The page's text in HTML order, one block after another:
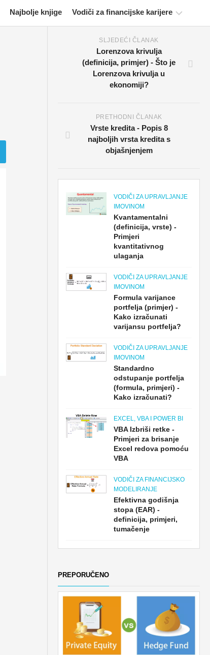
Najbolje knjige Vodiči za financijske karijere
Resursi
financijsko
certificiranje
financijsko
modeliranje
Vodiči
upravljanje
rizikom
SLJEDEĆI ČLANAK
Lorenzova krivulja
(definicija, primjer) - Što je
Lorenzova krivulja u
ekonomiji?
PRETHODNI ČLANAK
Vrste kredita - Popis 8
najboljih vrsta kredita s
objašnjenjem
VODIČI ZA UPRAVLJANJE
IMOVINOM
Kvantamentalni
(definicija, vrste) -
Primjeri
kvantitativnog
ulaganja
VODIČI ZA UPRAVLJANJE
IMOVINOM
Formula varijance
portfelja (primjer) -
Kako izračunati
varijansu portfelja?
VODIČI ZA UPRAVLJANJE
IMOVINOM
Standardno
odstupanje portfelja
(formula, primjeri) -
Kako izračunati?
EXCEL, VBA I POWER BI
VBA Izbriši retke -
Primjeri za brisanje
Excel redova pomoću
VBA
VODIČI ZA FINANCIJSKO
MODELIRANJE
Efektivna godišnja
stopa (EAR) -
definicija, primjeri,
tumačenje
PREPORUČENO